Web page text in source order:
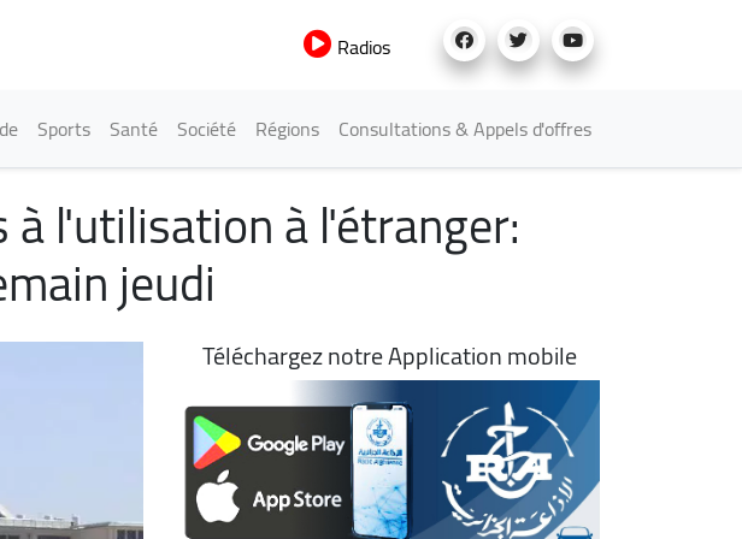
Radios
Sports Santé Société Régions Consultations & Appels d'offres
l'utilisation à l'étranger:
jeudi
Téléchargez notre Application mobile